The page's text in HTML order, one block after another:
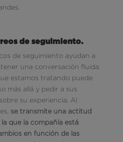
de seguimiento.
de seguimiento ayudan a
una conversación fluida.
estamos tratando puede
más allá y pedir a sus
su experiencia. Al
se transmite una actitud
que la compañía está
en función de las